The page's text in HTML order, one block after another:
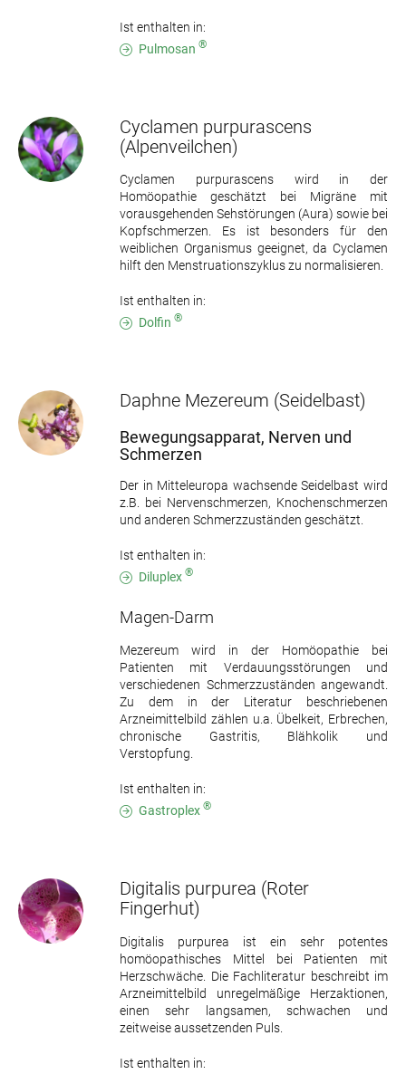
Ist enthalten in:
Pulmosan ®
Cyclamen purpurascens
(Alpenveilchen)
Cyclamen purpurascens wird in der
Homöopathie geschätzt bei Migräne mit
vorausgehenden Sehstörungen (Aura) sowie bei
Kopfschmerzen. Es ist besonders für den
weiblichen Organismus geeignet, da Cyclamen
hilft den Menstruationszyklus zu normalisieren.
Ist enthalten in:
Dolfin ®
Daphne Mezereum (Seidelbast)
Bewegungsapparat, Nerven und
Schmerzen
Der in Mitteleuropa wachsende Seidelbast wird
z.B. bei Nervenschmerzen, Knochenschmerzen
und anderen Schmerzzuständen geschätzt.
Ist enthalten in:
Diluplex ®
Magen-Darm
Mezereum wird in der Homöopathie bei
Patienten mit Verdauungsstörungen und
verschiedenen Schmerzzuständen angewandt.
Zu dem in der Literatur beschriebenen
Arzneimittelbild zählen u.a. Übelkeit, Erbrechen,
chronische Gastritis, Blähkolik und
Verstopfung.
Ist enthalten in:
Gastroplex ®
Digitalis purpurea (Roter
Fingerhut)
Digitalis purpurea ist ein sehr potentes
homöopathisches Mittel bei Patienten mit
Herzschwäche. Die Fachliteratur beschreibt im
Arzneimittelbild unregelmäßige Herzaktionen,
einen sehr langsamen, schwachen und
zeitweise aussetzenden Puls.
Ist enthalten in: